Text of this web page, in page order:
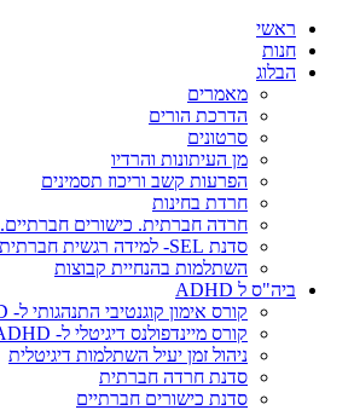
ראשי
חנות
הבלוג
מאמרים
הדרכת הורים
סרטונים
מן העיתונות והרדיו
הפרעות קשב וריכוז תסמינים
חרדת בחינות
חרדה חברתית. כישורים חברתיים.
סדנת SEL- למידה רגשית חברתית
השתלמות בהנחיית קבוצות
ביה"ס ל ADHD
קורס אימון קוגנטיבי התנהגותי ל- ADHD
קורס מיינדפולנס דיגיטלי ל- ADHD
ניהול זמן יעיל השתלמות דיגיטלית
סדנת חרדה חברתית
סדנת כישורים חברתיים